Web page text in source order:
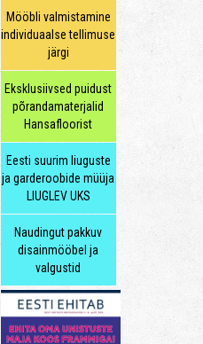
Mööbli valmistamine
individuaalse tellimuse
järgi
Eksklusiivsed puidust
põrandamaterjalid
Hansafloorist
Eesti suurim liuguste
ja garderoobide müüja
LIUGLEV UKS
Naudingut pakkuv
disainmööbel ja
valgustid